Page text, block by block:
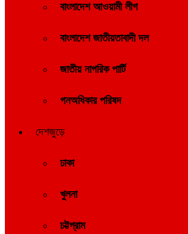
বাংলাদেশ আওয়ামী লীগ
বাংলাদেশ জাতীয়তাবাদী দল
জাতীয় নাগরিক পার্টি
গনঅধিকার পরিষদ
দেশজুড়ে
ঢাকা
খুলনা
চট্টগ্রাম